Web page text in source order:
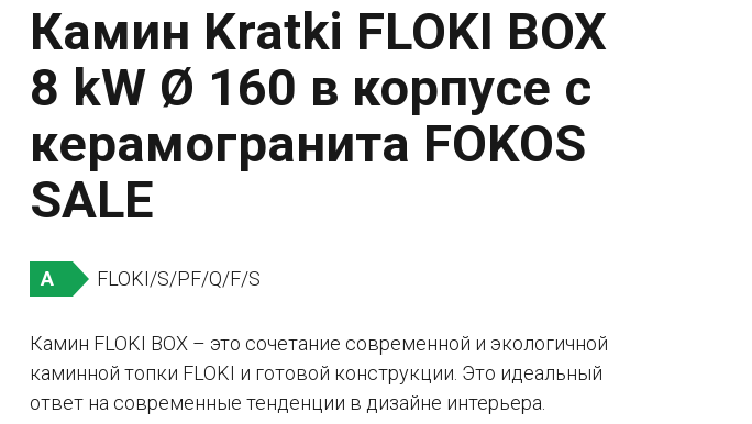
Камин Kratki FLOKI BOX
8 kW Ø 160 в корпусе с
керамогранита FOKOS
SALE
A FLOKI/S/PF/Q/F/S
Камин FLOKI BOX – это сочетание современной и экологичной
каминной топки FLOKI и готовой конструкции. Это идеальный
ответ на современные тенденции в дизайне интерьера.